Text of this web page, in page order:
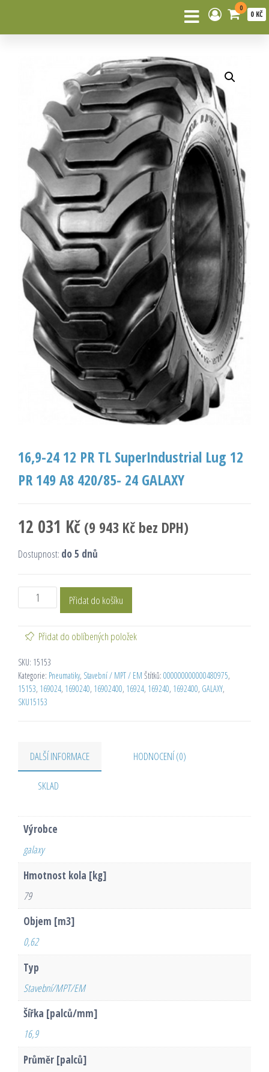
0
0 KČ
16,9-24 12 PR TL SuperIndustrial Lug 12
PR 149 A8 420/85- 24 GALAXY
12 031 Kč (9 943 Kč bez DPH)
Dostupnost: do 5 dnů
Přidat do košíku
Přidat do oblíbených položek
SKU: 15153
Kategorie: Pneumatiky, Stavební / MPT / EM Štítků: 000000000000480975,
15153, 169024, 1690240, 16902400, 16924, 169240, 1692400, GALAXY,
SKU15153
DALŠÍ INFORMACE HODNOCENÍ (0)
SKLAD
Výrobce
galaxy
Hmotnost kola [kg]
79
Objem [m3]
0,62
Typ
Stavební/MPT/EM
Šířka [palců/mm]
16,9
Průměr [palců]